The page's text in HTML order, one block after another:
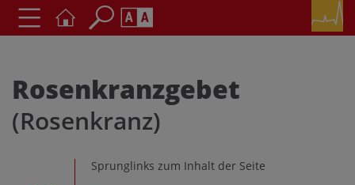
Schriftgröße
AAA
Kontrasteinstellungen
Rosenkranzgebet
(Rosenkranz)
Sprunglinks zum Inhalt der Seite